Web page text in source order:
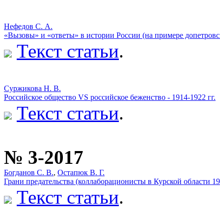
Нефедов С. А.
«Вызовы» и «ответы» в истории России (на примере
Текст статьи.
Суржикова Н. В.
Российское общество VS российское беженство - 1914-1922 гг.
Текст статьи.
№ 3-2017
Богданов С. В., Остапюк В. Г.
Грани предательства (коллаборационисты в Курской области
Текст статьи.